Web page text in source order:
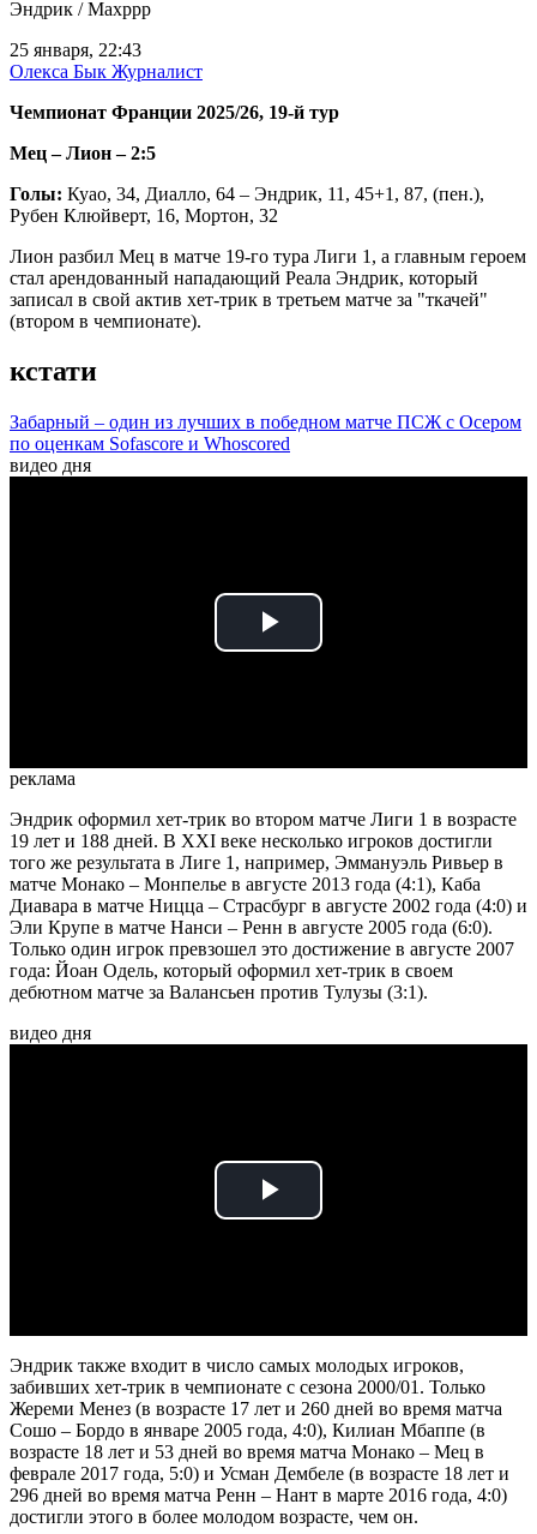
Эндрик / Maxppp
25 января, 22:43
Олекса Бык Журналист
Чемпионат Франции 2025/26, 19-й тур
Мец – Лион – 2:5
Голы: Куао, 34, Диалло, 64 – Эндрик, 11, 45+1, 87, (пен.),
Рубен Клюйверт, 16, Мортон, 32
Лион разбил Мец в матче 19-го тура Лиги 1, а главным героем
стал арендованный нападающий Реала Эндрик, который
записал в свой актив хет-трик в третьем матче за "ткачей"
(втором в чемпионате).
кстати
Забарный – один из лучших в победном матче ПСЖ с Осером
по оценкам Sofascore и Whoscored
видео дня
Play
реклама
Эндрик оформил хет-трик во втором матче Лиги 1 в возрасте
19 лет и 188 дней. В XXI веке несколько игроков достигли
того же результата в Лиге 1, например, Эммануэль Ривьер в
матче Монако – Монпелье в августе 2013 года (4:1), Каба
Диавара в матче Ницца – Страсбург в августе 2002 года (4:0) и
Эли Крупе в матче Нанси – Ренн в августе 2005 года (6:0).
Только один игрок превзошел это достижение в августе 2007
года: Йоан Одель, который оформил хет-трик в своем
дебютном матче за Валансьен против Тулузы (3:1).
видео дня
Play
Эндрик также входит в число самых молодых игроков,
забивших хет-трик в чемпионате с сезона 2000/01. Только
Жереми Менез (в возрасте 17 лет и 260 дней во время матча
Сошо – Бордо в январе 2005 года, 4:0), Килиан Мбаппе (в
возрасте 18 лет и 53 дней во время матча Монако – Мец в
феврале 2017 года, 5:0) и Усман Дембеле (в возрасте 18 лет и
296 дней во время матча Ренн – Нант в марте 2016 года, 4:0)
достигли этого в более молодом возрасте, чем он.